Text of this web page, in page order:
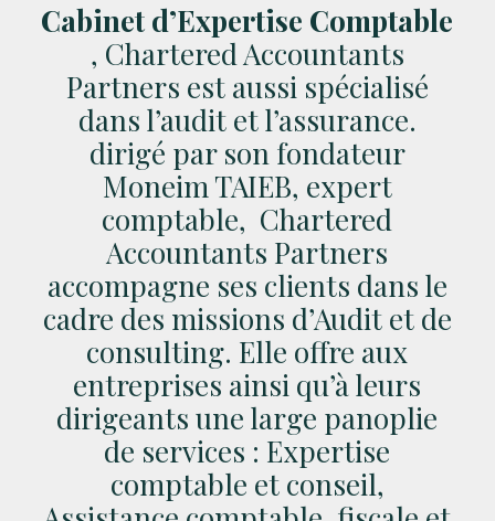
Cabinet d’Expertise Comptable
, Chartered Accountants
Partners est aussi spécialisé
dans l’audit et l’assurance.
dirigé par son fondateur
Moneim TAIEB, expert
comptable, Chartered
Accountants Partners
accompagne ses clients dans le
cadre des missions d’Audit et de
consulting. Elle offre aux
entreprises ainsi qu’à leurs
dirigeants une large panoplie
de services : Expertise
comptable et conseil,